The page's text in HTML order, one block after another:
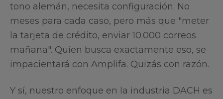
tono alemán, necesita configuración. No
meses para cada caso, pero más que "meter
la tarjeta de crédito, enviar 10.000 correos
mañana". Quien busca exactamente eso, se
impacientará con Amplifa. Quizás con razón.
Y sí, nuestro enfoque en la industria DACH es